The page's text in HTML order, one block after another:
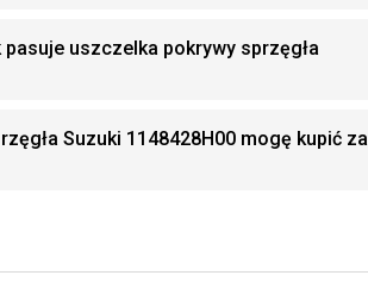
uszczelka pokrywy sprzęgła
Suzuki 1148428H00 mogę kupić za